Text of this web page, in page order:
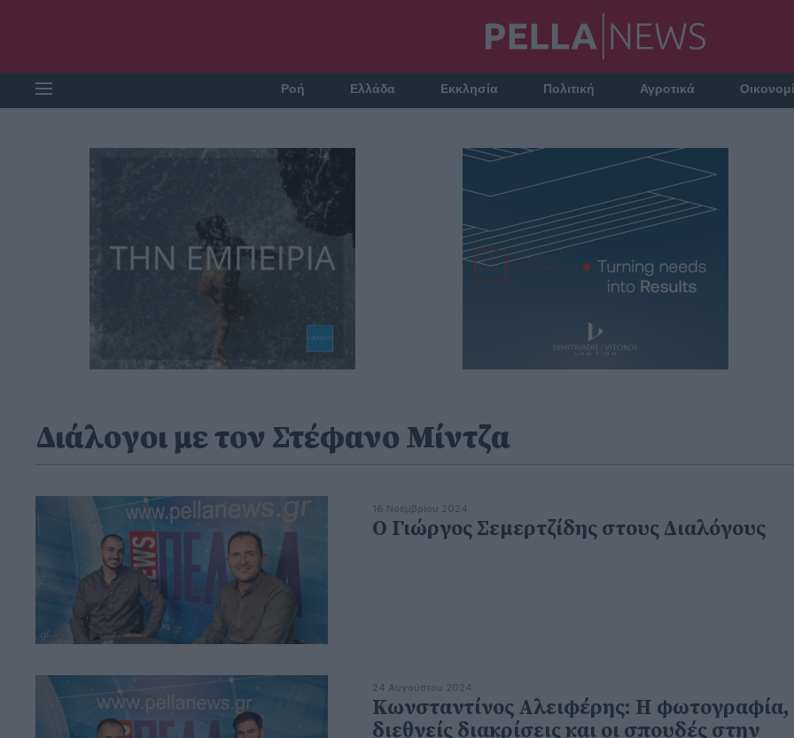
Ροή Ελλάδα Εκκλησία Πολιτική Αγροτικά
Διάλογοι με τον Στέφανο Μίντζα
16 Νοεμβρίου 2024
Ο Γιώργος Σεμερτζίδης στους Διαλόγους
24 Αυγούστου 2024
Κωνσταντίνος Αλειφέρης: Η φωτογραφία,
διεθνείς διακρίσεις και οι σπουδές στην